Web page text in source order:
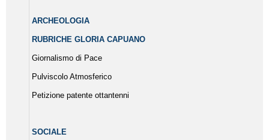
ARCHEOLOGIA
RUBRICHE GLORIA CAPUANO
Giornalismo di Pace
Pulviscolo Atmosferico
Petizione patente ottantenni
SOCIALE